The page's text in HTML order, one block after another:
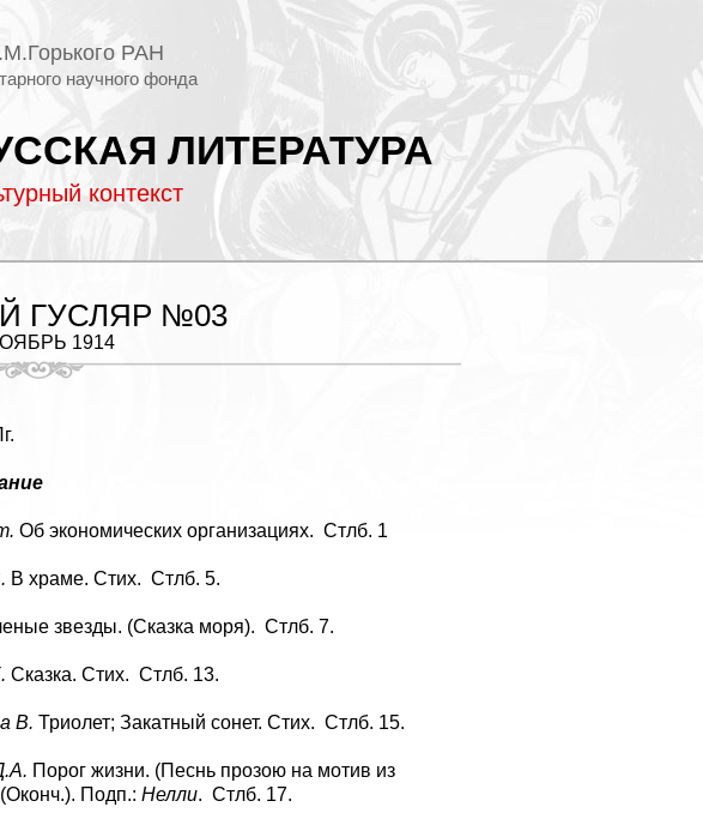
РАН
научного фонда
ЛИТЕРАТУРА
контекст
ГУСЛЯР №03
1914
Об экономических организациях. Стлб. 1
В храме. Стих. Стлб. 5.
звезды. (Сказка моря). Стлб. 7.
Сказка. Стих. Стлб. 13.
В. Триолет; Закатный сонет. Стих. Стлб. 15.
Порог жизни. (Песнь прозою на мотив из
Подп.: Нелли. Стлб. 17.